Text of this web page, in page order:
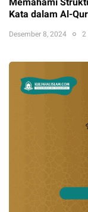
Kata dalam Al-
Desember 8, 2024 2